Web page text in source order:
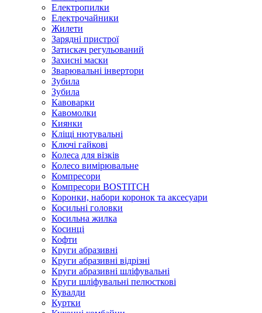
Електропилки
Електрочайники
Жилети
Зарядні пристрої
Затискач регульований
Захисні маски
Зварювальні інвертори
Зубила
Зубила
Кавоварки
Кавомолки
Киянки
Кліщі нютувальні
Ключі гайкові
Колеса для візків
Колесо вимірювальне
Компресори
Компресори BOSTITCH
Коронки, набори коронок та аксесуари
Косильні головки
Косильна жилка
Косинці
Кофти
Круги абразивні
Круги абразивні відрізні
Круги абразивні шліфувальні
Круги шліфувальні пелюсткові
Кувалди
Куртки